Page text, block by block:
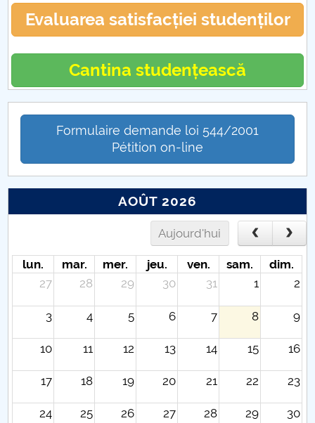
Evaluarea satisfacției studenților
Cantina studențească
Formulaire demande loi 544/2001
Pétition on-line
AOÛT 2026
Aujourd'hui
lun. mar. mer. jeu. ven. sam.
dim.
27
28 29 30 31 1 2
3 4 5 6 7 8 9
10 11 12 13 14 15 16
17 18 19 20 21 22 23
24 25 26 27 28 29 30